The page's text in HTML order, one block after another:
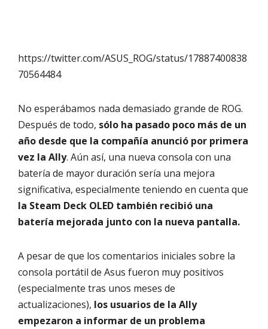
https://twitter.com/ASUS_ROG/status/17887400838
70564484
No esperábamos nada demasiado grande de ROG.
Después de todo, sólo ha pasado poco más de un
año desde que la compañía anunció por primera
vez la Ally. Aún así, una nueva consola con una
batería de mayor duración sería una mejora
significativa, especialmente teniendo en cuenta que
la Steam Deck OLED también recibió una
batería mejorada junto con la nueva pantalla.
A pesar de que los comentarios iniciales sobre la
consola portátil de Asus fueron muy positivos
(especialmente tras unos meses de
actualizaciones), los usuarios de la Ally
empezaron a informar de un problema